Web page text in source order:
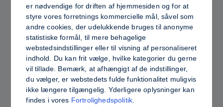
PRO TIPS
Dewy vs. Oily Skin: How to Set Sculpt &
Glow for a Radiant, Shine-Controlled Finish
er nødvendige for driften af hjemmesiden og for at
styre vores forretnings kommercielle mål, såvel som
andre cookies, der udelukkende bruges til anonyme
statistiske formål, til mere behagelige
webstedsindstillinger eller til visning af personaliseret
indhold. Du kan frit vælge, hvilke kategorier du gerne
vil tillade. Bemærk, at afhængigt af de indstillinger,
du vælger, er webstedets fulde funktionalitet muligvis
ikke længere tilgængelig. Yderligere oplysninger kan
findes i vores Fortrolighedspolitik